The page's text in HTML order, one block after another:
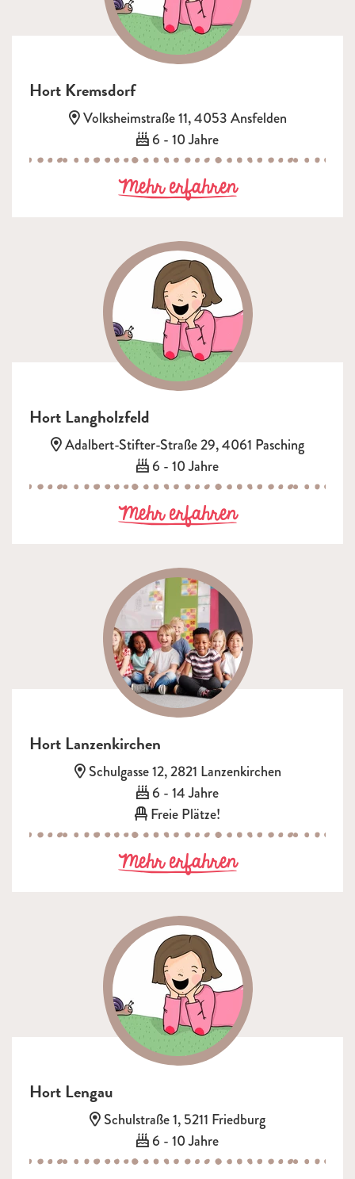
Hort Kremsdorf
Adresse:
Volksheimstraße 11, 4053 Ansfelden
Alter:
6 - 10 Jahre
Mehr erfahrenzu Hort
Hort Langholzfeld
Adresse:
Adalbert-Stifter-Straße 29, 4061 Pasching
Alter:
6 - 10 Jahre
Mehr erfahrenzu Hort
Hort Lanzenkirchen
Adresse:
Schulgasse 12, 2821 Lanzenkirchen
Alter:
6 - 14 Jahre
Freie Plätze!
Mehr erfahrenzu Hort
Hort Lengau
Adresse:
Schulstraße 1, 5211 Friedburg
Alter:
6 - 10 Jahre